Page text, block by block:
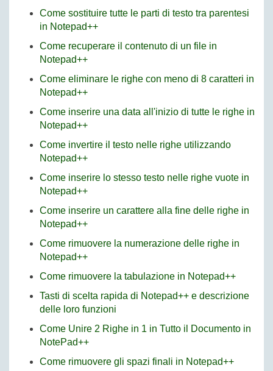
Come sostituire tutte le parti di testo tra parentesi
in Notepad++
Come recuperare il contenuto di un file in
Notepad++
Come eliminare le righe con meno di 8 caratteri in
Notepad++
Come inserire una data all'inizio di tutte le righe in
Notepad++
Come invertire il testo nelle righe utilizzando
Notepad++
Come inserire lo stesso testo nelle righe vuote in
Notepad++
Come inserire un carattere alla fine delle righe in
Notepad++
Come rimuovere la numerazione delle righe in
Notepad++
Come rimuovere la tabulazione in Notepad++
Tasti di scelta rapida di Notepad++ e descrizione
delle loro funzioni
Come Unire 2 Righe in 1 in Tutto il Documento in
NotePad++
Come rimuovere gli spazi finali in Notepad++